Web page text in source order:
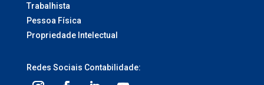
Trabalhista
Pessoa Física
Propriedade Intelectual
Redes Sociais Contabilidade: